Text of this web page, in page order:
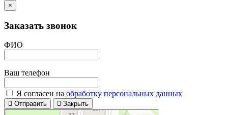
×
Заказать звонок
ФИО
Ваш телефон
Я согласен на обработку персональных данных
Отправить Закрыть